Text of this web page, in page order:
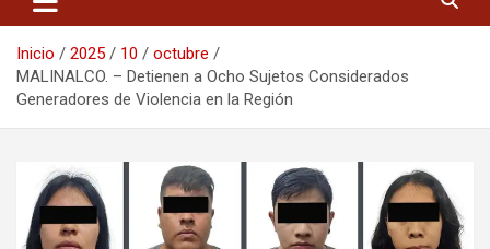
Inicio 2025 10
octubre
MALINALCO. – Detienen a Ocho Sujetos Considerados
Generadores de Violencia en la Región